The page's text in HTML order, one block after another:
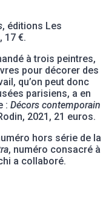
, éditions Les
17 €.
à trois peintres,
pour décorer des
qu’on peut donc
parisiens, a en
: Décors contemporain
2021, 21 euros.
hors série de la
, numéro consacré à
a collaboré.